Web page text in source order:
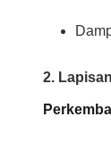
2.